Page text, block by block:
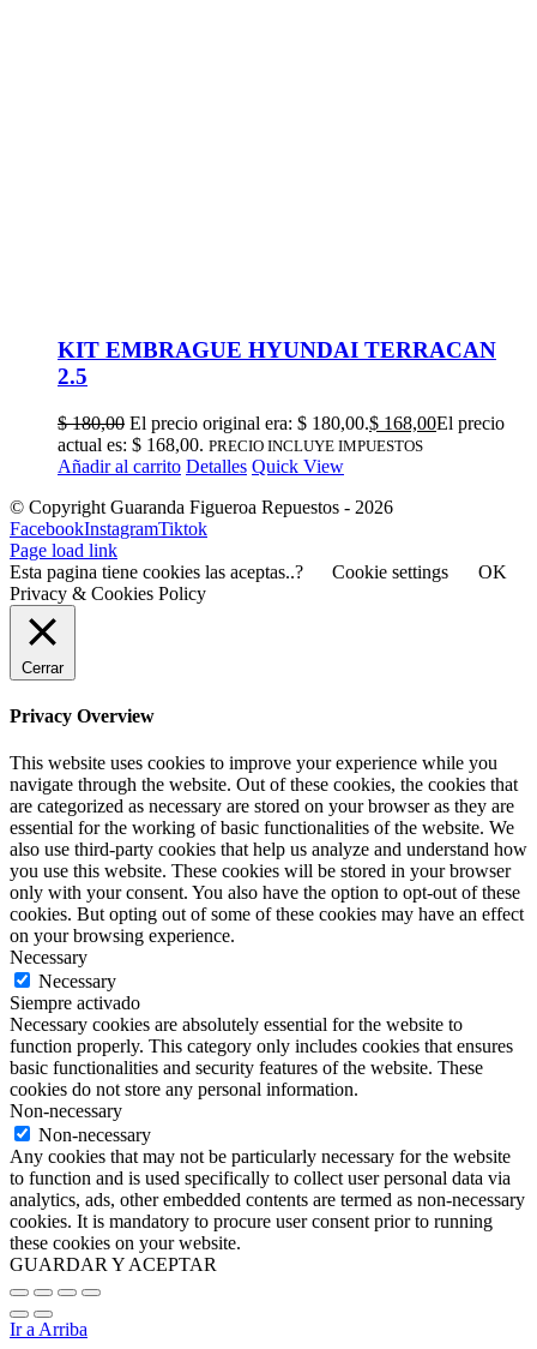
KIT EMBRAGUE HYUNDAI TERRACAN
2.5
$180,00 El precio original era: $ 180,00.$ 168,00El precio
actual es: $ 168,00. PRECIO INCLUYE IMPUESTOS
Añadir al carrito Detalles Quick View
© Copyright Guaranda Figueroa Repuestos - 2026
FacebookInstagramTiktok
Page load link
Esta pagina tiene cookies las aceptas..?
Cookie settings
OK
Privacy & Cookies Policy
Cerrar
Privacy Overview
This website uses cookies to improve your experience while you
navigate through the website. Out of these cookies, the cookies that
are categorized as necessary are stored on your browser as they are
essential for the working of basic functionalities of the website. We
also use third-party cookies that help us analyze and understand how
you use this website. These cookies will be stored in your browser
only with your consent. You also have the option to opt-out of these
cookies. But opting out of some of these cookies may have an effect
on your browsing experience.
Necessary
Necessary
Siempre activado
Necessary cookies are absolutely essential for the website to
function properly. This category only includes cookies that ensures
basic functionalities and security features of the website. These
cookies do not store any personal information.
Non-necessary
Non-necessary
Any cookies that may not be particularly necessary for the website
to function and is used specifically to collect user personal data via
analytics, ads, other embedded contents are termed as non-necessary
cookies. It is mandatory to procure user consent prior to running
these cookies on your website.
GUARDAR Y ACEPTAR
Ir a Arriba